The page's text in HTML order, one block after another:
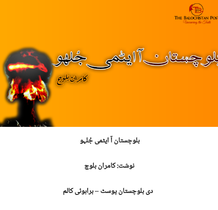
بلوچستان آ ایٹمی جُلہو
نوشت: کامران بلوچ
دی بلوچستان پوسٹ – براہوئی کالم